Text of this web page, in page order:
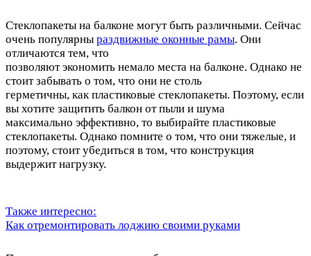
Стеклопакеты на балконе могут быть различными. Сейчас
очень популярны раздвижные оконные рамы. Они
отличаются тем, что
позволяют экономить немало места на балконе. Однако не
стоит забывать о том, что они не столь
герметичны, как пластиковые стеклопакеты. Поэтому, если
вы хотите защитить балкон от пыли и шума
максимально эффективно, то выбирайте пластиковые
стеклопакеты. Однако помните о том, что они тяжелые, и
поэтому, стоит убедиться в том, что конструкция
выдержит нагрузку.
Также интересно:
Как отремонтировать лоджию своими руками